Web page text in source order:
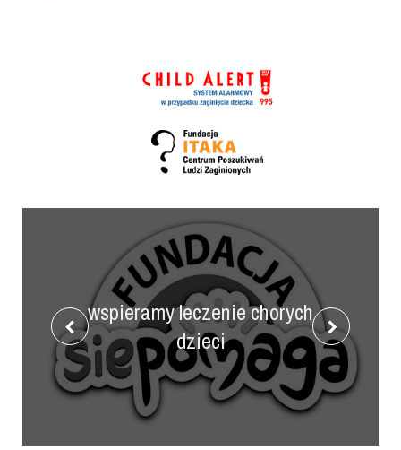
wspieramy leczenie chorych
dzieci